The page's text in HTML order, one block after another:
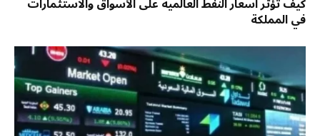
في المملكة